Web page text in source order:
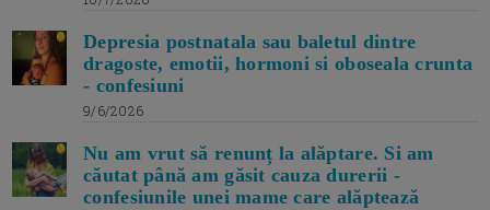
Depresia postnatala sau baletul dintre
dragoste, emotii, hormoni si oboseala crunta
- confesiuni
9/6/2026
Nu am vrut să renunț la alăptare. Si am
căutat până am găsit cauza durerii -
confesiunile unei mame care alăptează